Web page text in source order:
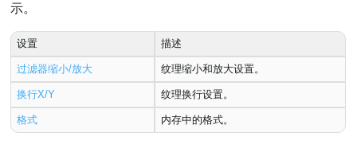
示。
设置 描述
过滤器缩小/放大 纹理缩小和放大设置。
换行X/Y 纹理换行设置。
格式 内存中的格式。